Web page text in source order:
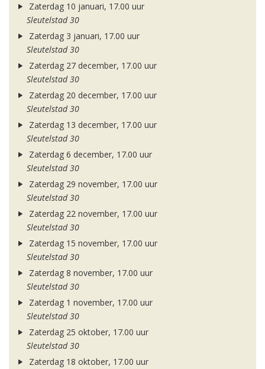
Zaterdag 10 januari, 17.00 uur
Sleutelstad 30
Zaterdag 3 januari, 17.00 uur
Sleutelstad 30
Zaterdag 27 december, 17.00 uur
Sleutelstad 30
Zaterdag 20 december, 17.00 uur
Sleutelstad 30
Zaterdag 13 december, 17.00 uur
Sleutelstad 30
Zaterdag 6 december, 17.00 uur
Sleutelstad 30
Zaterdag 29 november, 17.00 uur
Sleutelstad 30
Zaterdag 22 november, 17.00 uur
Sleutelstad 30
Zaterdag 15 november, 17.00 uur
Sleutelstad 30
Zaterdag 8 november, 17.00 uur
Sleutelstad 30
Zaterdag 1 november, 17.00 uur
Sleutelstad 30
Zaterdag 25 oktober, 17.00 uur
Sleutelstad 30
Zaterdag 18 oktober, 17.00 uur